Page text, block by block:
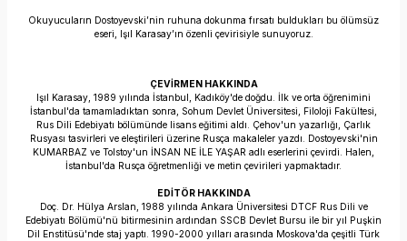
Okuyucuların Dostoyevski’nin ruhuna dokunma fırsatı buldukları bu ölümsüz
eseri, Işıl Karasay’ın özenli çevirisiyle sunuyoruz.
ÇEVİRMEN HAKKINDA
Işıl Karasay, 1989 yılında İstanbul, Kadıköy'de doğdu. İlk ve orta öğrenimini
İstanbul'da tamamladıktan sonra, Sohum Devlet Üniversitesi, Filoloji Fakültesi,
Rus Dili Edebiyatı bölümünde lisans eğitimi aldı. Çehov'un yazarlığı, Çarlık
Rusyası tasvirleri ve eleştirileri üzerine Rusça makaleler yazdı. Dostoyevski'nin
KUMARBAZ ve Tolstoy'un İNSAN NE İLE YAŞAR adlı eserlerini çevirdi. Halen,
İstanbul'da Rusça öğretmenliği ve metin çevirileri yapmaktadır.
EDİTÖR HAKKINDA
Doç. Dr. Hülya Arslan, 1988 yılında Ankara Üniversitesi DTCF Rus Dili ve
Edebiyatı Bölümü'nü bitirmesinin ardından SSCB Devlet Bursu ile bir yıl Puşkin
Dil Enstitüsü'nde staj yaptı. 1990-2000 yılları arasında Moskova'da çeşitli Türk